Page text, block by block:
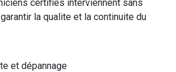
certifies interviennent sans
la qualite et la continuite du
et dépannage